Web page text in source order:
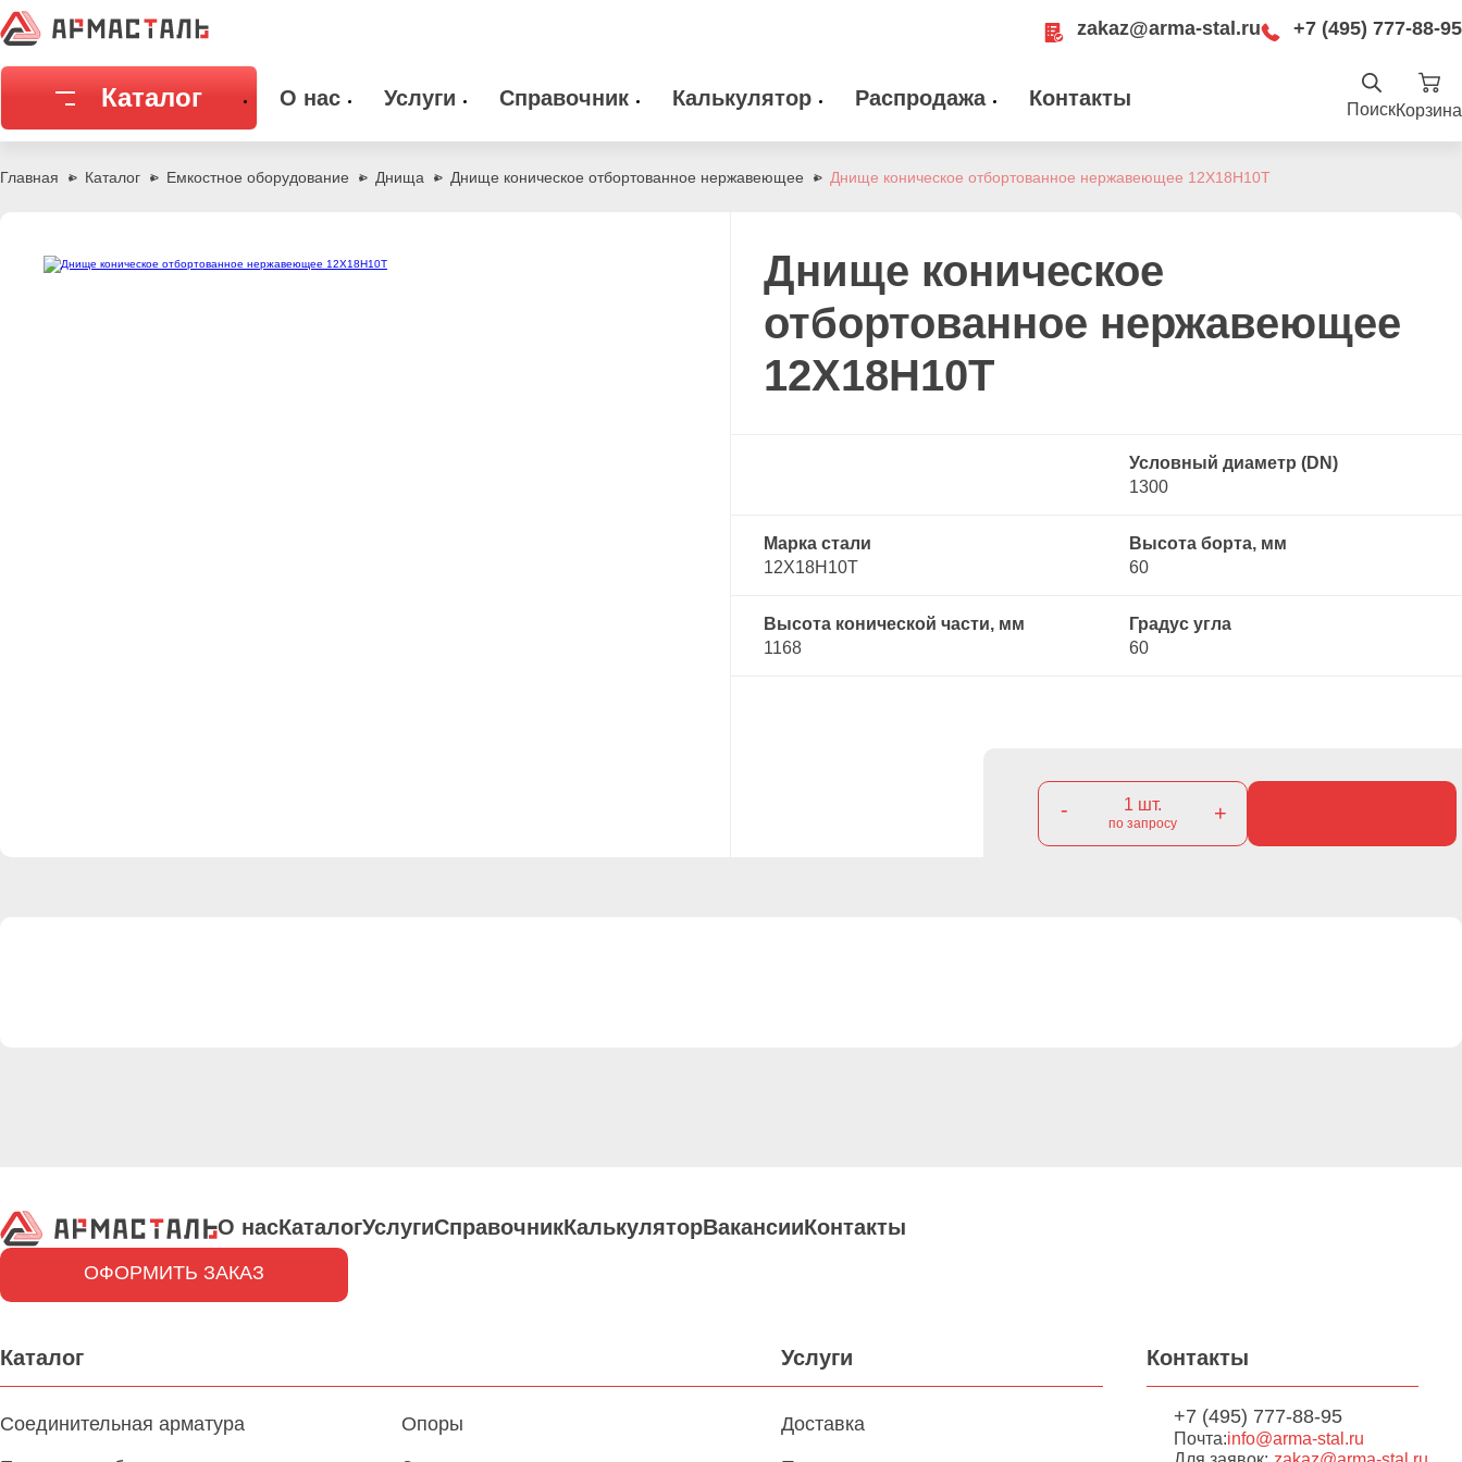
zakaz@arma-stal.ru +7 (495) 777-88-95
Каталог
Сварочные материалы
О нас Услуги Справочник Калькулятор Распродажа Контакты
zakaz@arma-stal.ru
ПоискКорзина
Главная Каталог Емкостное оборудование Днища Днище коническое отбортованное нержавеющее Днище коническое отбортованное нержавеющее 12Х18Н10Т
Днище коническое
отбортованное нержавеющее
12Х18Н10Т
Условный диаметр (DN)
1300
Марка стали
12Х18Н10Т
Высота борта, мм
60
Высота конической части, мм
1168
Градус угла
60
- 1 шт.
по запросу +
О насКаталогУслугиСправочникКалькуляторВакансииКонтакты
ОФОРМИТЬ ЗАКАЗ
Каталог
Соединительная арматура
Опоры
Услуги
Доставка
Контакты
+7 (495) 777-88-95
Почта:info@arma-stal.ru